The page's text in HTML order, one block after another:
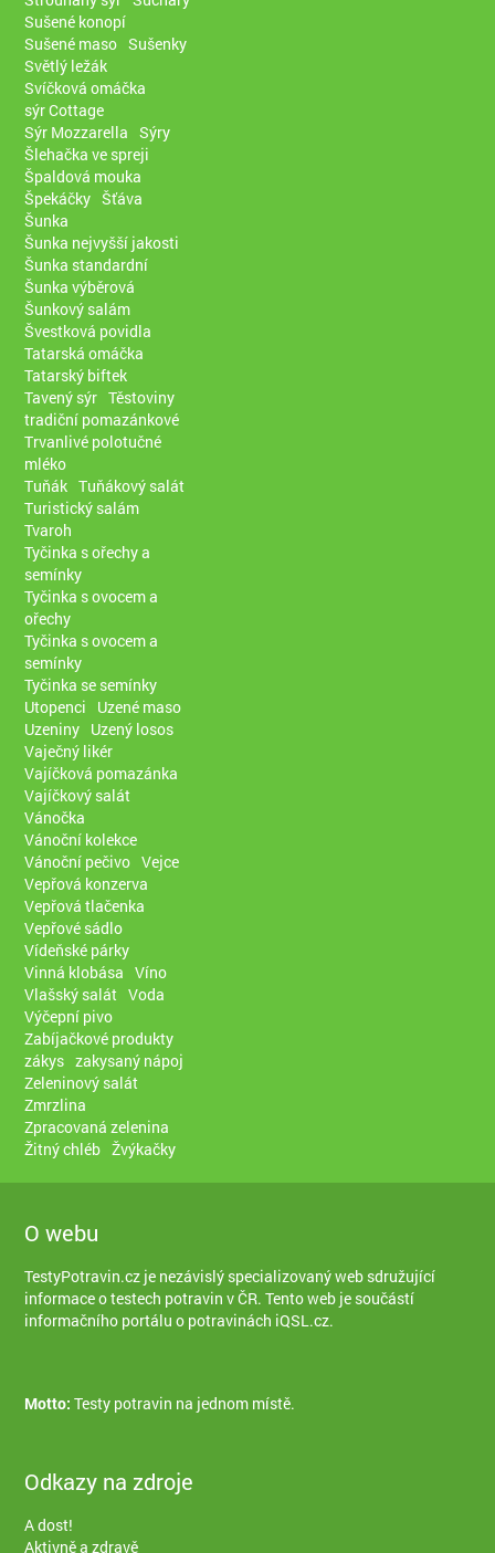
Sušené konopí
Sušené maso Sušenky
Světlý ležák
Svíčková omáčka
sýr Cottage
Sýr Mozzarella Sýry
Šlehačka ve spreji
Špaldová mouka
Špekáčky Šťáva
Šunka
Šunka nejvyšší jakosti
Šunka standardní
Šunka výběrová
Šunkový salám
Švestková povidla
Tatarská omáčka
Tatarský biftek
Tavený sýr Těstoviny
tradiční pomazánkové
Trvanlivé polotučné
mléko
Tuňák Tuňákový salát
Turistický salám
Tvaroh
Tyčinka s ořechy a
semínky
Tyčinka s ovocem a
ořechy
Tyčinka s ovocem a
semínky
Tyčinka se semínky
Utopenci
Uzené maso
Uzeniny Uzený losos
Vaječný likér
Vajíčková pomazánka
Vajíčkový salát
Vánočka
Vánoční kolekce
Vánoční pečivo Vejce
Vepřová konzerva
Vepřová tlačenka
Vepřové sádlo
Vídeňské párky
Vinná klobása Víno
Vlašský salát Voda
Výčepní pivo
Zabíjačkové produkty
zákys zakysaný nápoj
Zeleninový salát
Zmrzlina
Zpracovaná zelenina
Žitný chléb Žvýkačky
O webu
TestyPotravin.cz je nezávislý specializovaný web sdružující
informace o testech potravin v ČR. Tento web je součástí
informačního portálu o potravinách iQSL.cz.
Motto: Testy potravin na jednom místě.
Odkazy na zdroje
A dost!
Aktivně a zdravě